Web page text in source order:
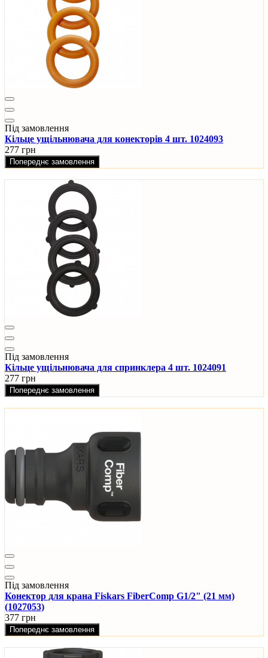
Під замовлення
Кільце ущільнювача для конекторів 4 шт. 1024093
277 грн
Попереднє замовлення
Під замовлення
Кільце ущільнювача для спринклера 4 шт. 1024091
277 грн
Попереднє замовлення
Під замовлення
Конектор для крана Fiskars FiberComp G1/2" (21 мм)
(1027053)
377 грн
Попереднє замовлення